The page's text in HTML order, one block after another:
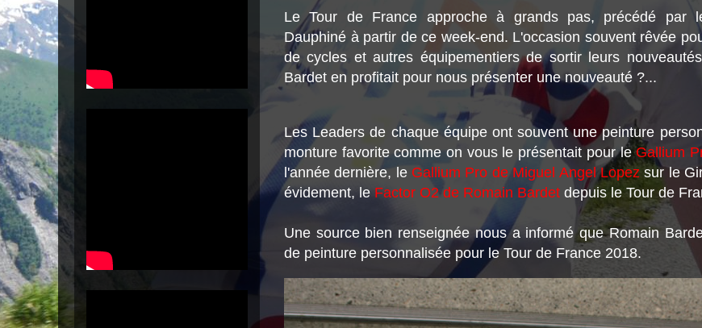
Le Tour de France approche à grands pas, précédé par
Dauphiné à partir de ce week-end. L'occasion souvent rêvée
de cycles et autres équipementiers de sortir leurs
Bardet en profitait pour nous présenter une nouveauté ?...
Les Leaders de chaque équipe ont souvent une peinture
monture favorite comme on vous le présentait pour leGallium
l'année dernière, le Gallium Pro de Miguel Angel Lopez sur le
évidement, le Factor O2 de Romain Bardet depuis le Tour de
Une source bien renseignée nous a informé que Romain
de peinture personnalisée pour le Tour de France 2018.